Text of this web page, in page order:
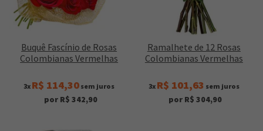
Buquê Fascínio de Rosas
Colombianas Vermelhas
3x R$ 114,30 sem juros
por R$ 342,90
Ramalhete de 12 Rosas
Colombianas Vermelhas
3x R$ 101,63 sem juros
por R$ 304,90